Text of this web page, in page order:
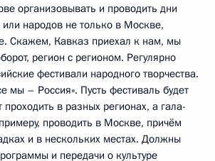
организовывать и проводить дни
или народов не только в Москве,
Скажем, Кавказ приехал к нам, мы
регион с регионом. Регулярно
фестивали народного творчества.
мы – Россия». Пусть фестиваль будет
в разных регионах, а гала-
проводить в Москве, причём
и в нескольких местах. Должны
и передачи о культуре